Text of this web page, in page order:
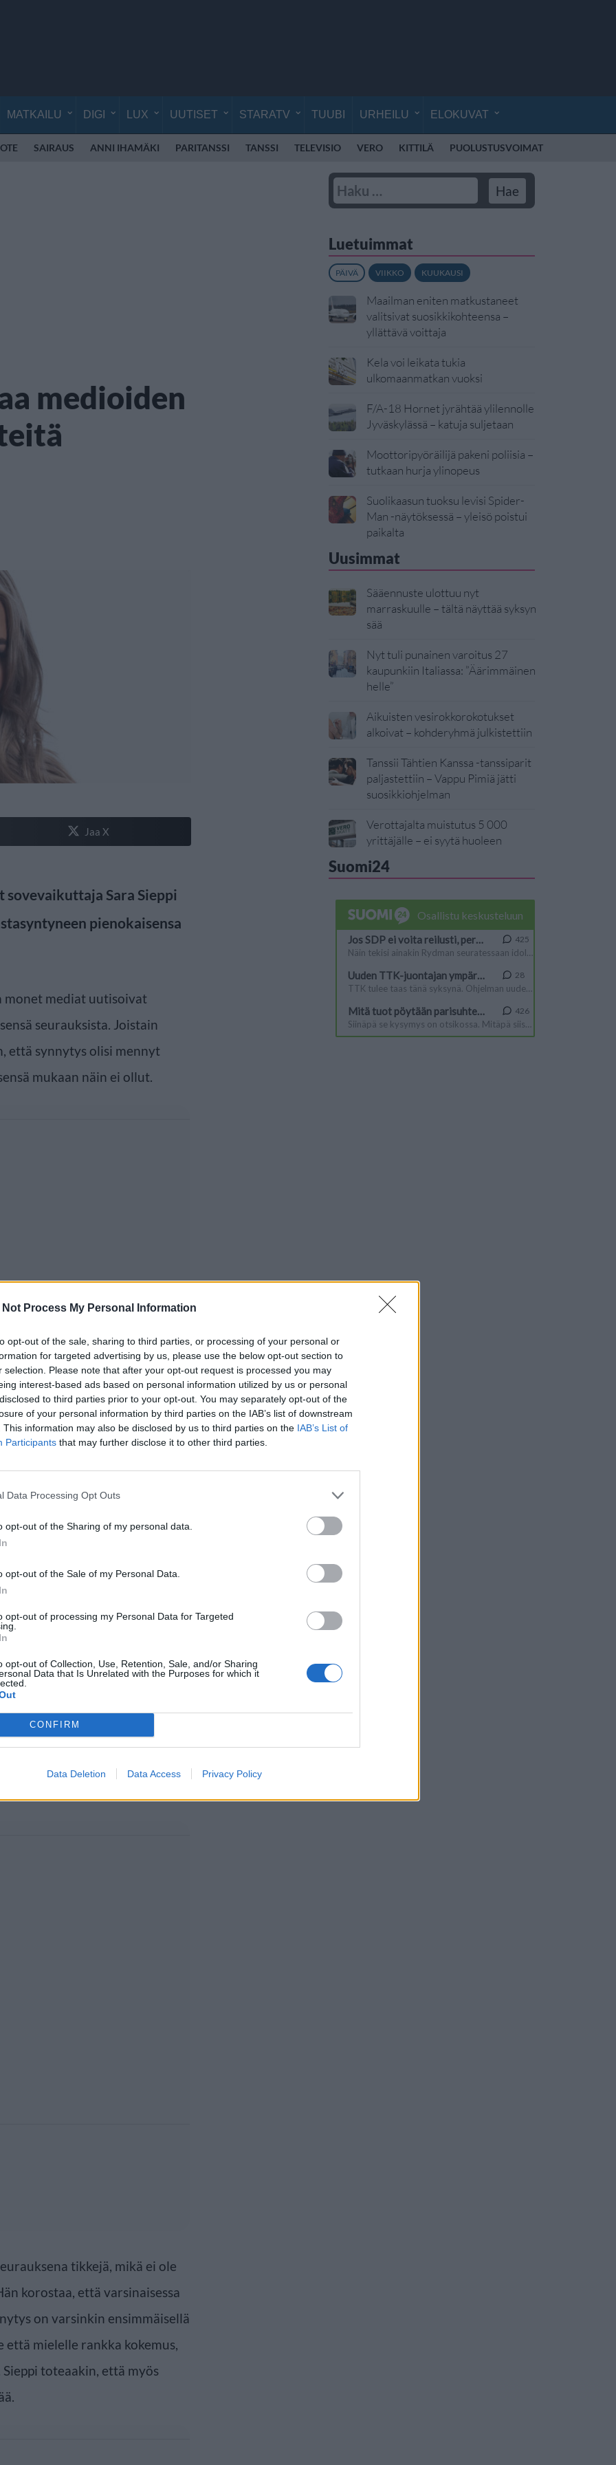
Not Process My Personal Information
opt-out of the sale, sharing to third parties, or processing of your personal or
for targeted advertising by us, please use the below opt-out section to
selection. Please note that after your opt-out request is processed you may
interest-based ads based on personal information utilized by us or personal
to third parties prior to your opt-out. You may separately opt-out of the
of your personal information by third parties on the IAB’s list of downstream
This information may also be disclosed by us to third parties on the IAB’s List of
Participants that may further disclose it to other third parties.
Data Processing Opt Outs
opt-out of the Sharing of my personal data.
opt-out of the Sale of my Personal Data.
opt-out of processing my Personal Data for Targeted
opt-out of Collection, Use, Retention, Sale, and/or Sharing
Data that Is Unrelated with the Purposes for which it
CONFIRM
Data Deletion Data Access Privacy Policy
MATKAILU DIGI LUX UUTISET STARATV TUUBI URHEILU ELOKUVAT
SAIRAUS ANNI IHAMÄKI PARITANSSI TANSSI TELEVISIO VERO KITTILÄ PUOLUSTUSVOIMAT
medioiden
Jaa X
Sara Sieppi
pienokaisensa
monet mediat uutisoivat
seurauksista. Joistain
että synnytys olisi mennyt
mukaan näin ei ollut.
ja ottaneeni synnytyksessä
mitenkään poikkeuksellista.
medioilta ja
ikävä seuraus”, Sara
väärän kuvan, kuin synnytys
en missään nimessä halua
hän jatkoi.
tikkejä, mikä ei ole
korostaa, että varsinaisessa
on varsinkin ensimmäisellä
mielelle rankka kokemus,
toteaakin, että myös
Luetuimmat
PÄIVÄ VIIKKO KUUKAUSI
Maailman eniten matkustaneet
valitsivat suosikkikohteensa –
yllättävä voittaja
Kela voi leikata tukia
ulkomaanmatkan vuoksi
F/A-18 Hornet jyrähtää ylilennolle
Jyväskylässä – katuja suljetaan
Moottoripyöräilijä pakeni poliisia –
tutkaan hurja ylinopeus
Suolikaasun tuoksu levisi Spider-
Man -näytöksessä – yleisö poistui
paikalta
Uusimmat
Sääennuste ulottuu nyt
marraskuulle – tältä näyttää syksyn
sää
Nyt tuli punainen varoitus 27
kaupunkiin Italiassa: ”Äärimmäinen
helle”
Aikuisten vesirokkorokotukset
alkoivat – kohderyhmä julkistettiin
Tanssii Tähtien Kanssa -tanssiparit
paljastettiin – Vappu Pimiä jätti
suosikkiohjelman
Verottajalta muistutus 5 000
yrittäjälle – ei syytä huoleen
Suomi24